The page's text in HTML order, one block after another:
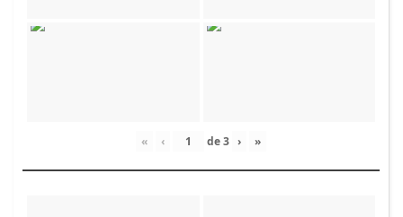
« ‹ de3 › »